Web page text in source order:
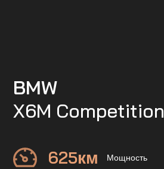
BMW
X6M Competition
625км Мощность